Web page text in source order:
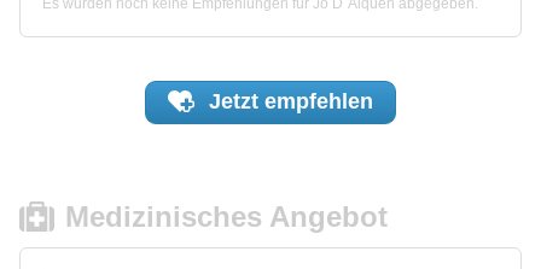
Es wurden noch keine Empfehlungen für Jo D´Alquen abgegeben.
Jetzt empfehlen
Medizinisches Angebot